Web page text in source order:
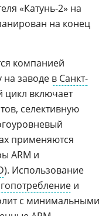
«Катунь‑2» на
на конец
компанией
на заводе в Санкт-
цикл включает
селективную
применяются
ARM и
). Использование
и
с минимальными